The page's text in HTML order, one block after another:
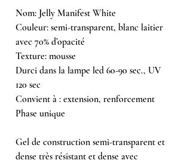
Nom: Jelly Manifest White
Couleur: semi-transparent, blanc laitier
avec 70% d’opacité
Texture: mousse
Durci dans la lampe led 60-90 sec., UV
120 sec
Convient à : extension, renforcement
Phase unique
Gel de construction semi-transparent et
dense très résistant et dense avec